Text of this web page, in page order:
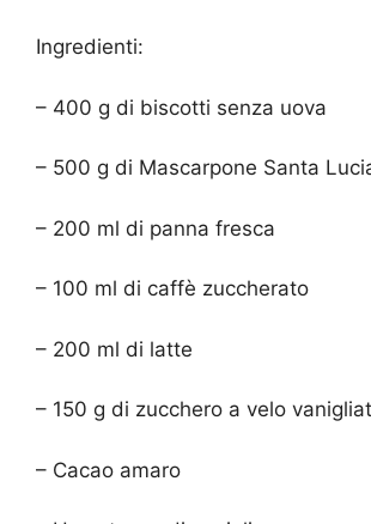
Ingredienti:
– 400 g di biscotti senza uova
– 500 g di Mascarpone Santa
– 200 ml di panna fresca
– 100 ml di caffè zuccherato
– 200 ml di latte
– 150 g di zucchero a velo
– Cacao amaro